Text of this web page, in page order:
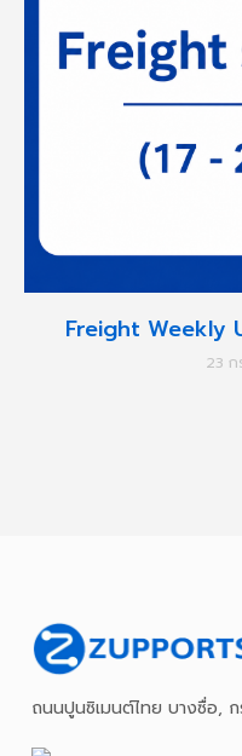
Freight Weekly
23
ถนนปูนซิเมนต์ไทย บางซื่อ,